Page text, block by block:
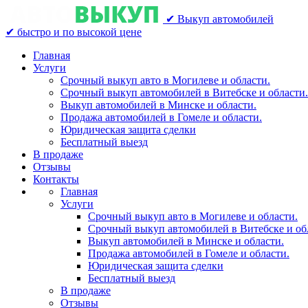
✔ Выкуп автомобилей
✔ быстро и по высокой цене
Главная
Услуги
Срочный выкуп авто в Могилеве и области.
Срочный выкуп автомобилей в Витебске и области.
Выкуп автомобилей в Минске и области.
Продажа автомобилей в Гомеле и области.
Юридическая защита сделки
Бесплатный выезд
В продаже
Отзывы
Контакты
Главная
Услуги
Срочный выкуп авто в Могилеве и области.
Срочный выкуп автомобилей в Витебске и
Выкуп автомобилей в Минске и области.
Продажа автомобилей в Гомеле и области.
Юридическая защита сделки
Бесплатный выезд
В продаже
Отзывы